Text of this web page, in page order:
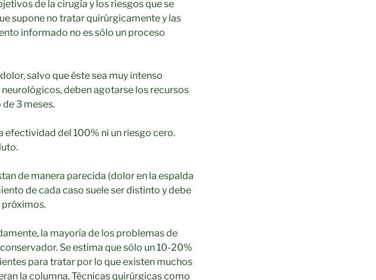
de la cirugía y los riesgos que se
supone no tratar quirúrgicamente y las
informado no es sólo un proceso
salvo que éste sea muy intenso
deben agotarse los recursos
3 meses.
efectividad del 100% ni un riesgo cero.
de manera parecida (dolor en la espalda
de cada caso suele ser distinto y debe
próximos.
la mayoría de los problemas de
Se estima que sólo un 10-20%
para tratar por lo que existen muchos
la columna. Técnicas quirúrgicas como